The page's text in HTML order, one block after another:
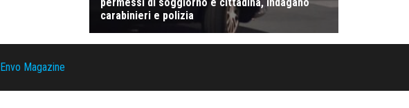
Envo Magazine